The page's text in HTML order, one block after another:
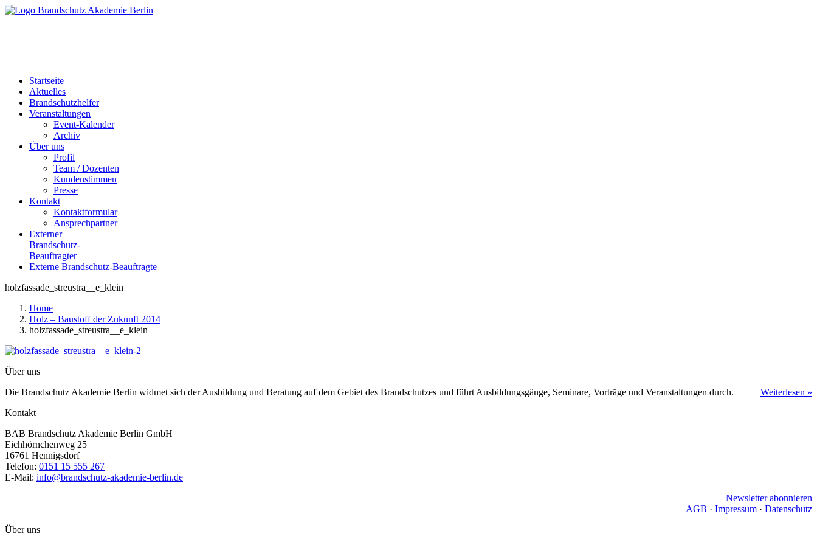
Startseite
Aktuelles
Brandschutzhelfer
Veranstaltungen
Event-Kalender
Archiv
Über uns
Profil
Team / Dozenten
Kundenstimmen
Presse
Kontakt
Kontaktformular
Ansprechpartner
Externer
Brandschutz-
Beauftragter
Externe Brandschutz-Beauftragte
holzfassade_streustra__e_klein
Home
Holz – Baustoff der Zukunft 2014
holzfassade_streustra__e_klein
Über uns
Die Brandschutz Akademie Berlin widmet sich der Ausbildung und Beratung auf dem Gebiet des Brandschutzes und führt Ausbildungs­gänge, Seminare, Vorträge und Veranstaltungen durch.
Weiterlesen »
Kontakt
BAB Brandschutz Akademie Berlin GmbH
Eichhörnchenweg 25
16761 Hennigsdorf
Telefon: 0151 15 555 267
E-Mail: info@brandschutz-akademie-berlin.de
Newsletter abonnieren
AGB · Impressum · Datenschutz
Über uns